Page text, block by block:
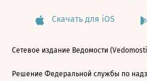
Скачать для iOS
Сетевое издание Ведомости
Решение Федеральной службы по